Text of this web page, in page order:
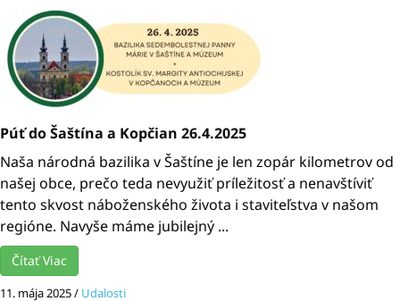
Púť do Šaštína a Kopčian 26.4.2025
Naša národná bazilika v Šaštíne je len zopár kilometrov od
našej obce, prečo teda nevyužiť príležitosť a nenavštíviť
tento skvost náboženského života i staviteľstva v našom
regióne. Navyše máme jubilejný ...
Čítať Viac
11. mája 2025/ Udalosti